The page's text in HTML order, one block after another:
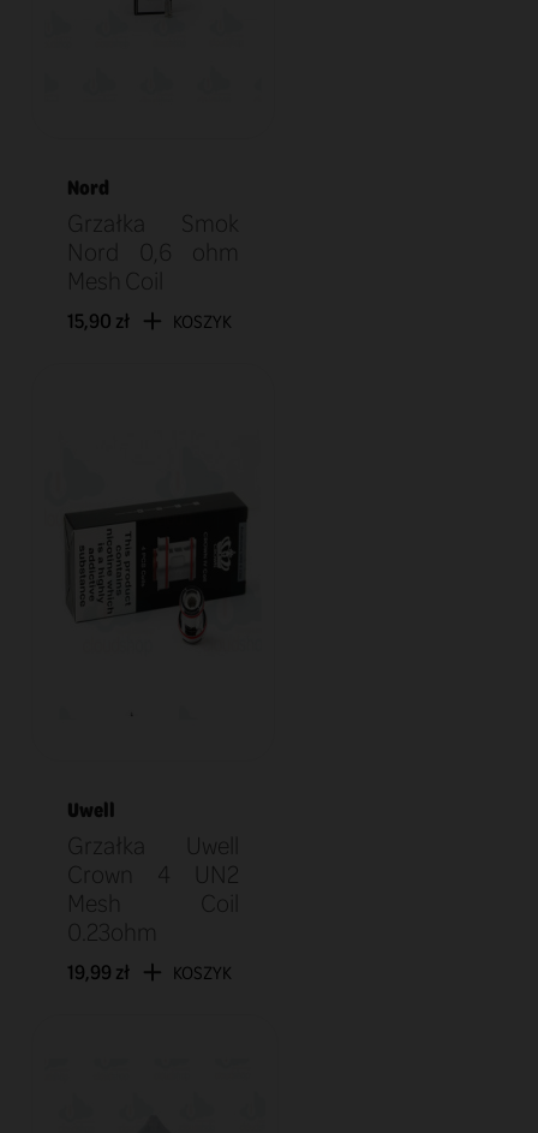
Nord
Grzałka Smok
Nord 0,6 ohm
Mesh Coil
15,90 zł KOSZYK
Uwell
Grzałka Uwell
Crown 4 UN2
Mesh Coil
0.23ohm
19,99 zł KOSZYK